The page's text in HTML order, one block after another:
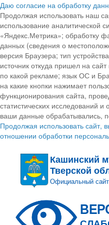
Даю согласие на обработку
Продолжая использовать наш
использование аналитической
«Яндекс.Метрика»; обработку
данных (сведения о
версия Браузера; тип
источник откуда пришел на
по какой рекламе; язык ОС и
на какие кнопки нажимает
функционирования сайта,
статистических исследований
ваши данные обрабатывались,
Продолжая использовать сайт,
отношении обработки